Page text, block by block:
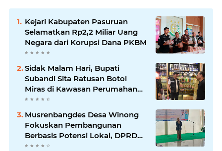
Kejari Kabupaten Pasuruan
Selamatkan Rp2,2 Miliar Uang
Negara dari Korupsi Dana PKBM
Sidak Malam Hari, Bupati
Subandi Sita Ratusan Botol
Miras di Kawasan Perumahan
Sidoarjo
Musrenbangdes Desa Winong
Fokuskan Pembangunan
Berbasis Potensi Lokal, DPRD
Optimistis Meski Dihantam